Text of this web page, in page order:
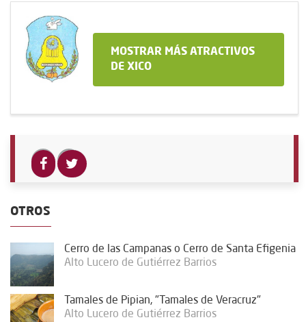
MOSTRAR MÁS ATRACTIVOS
DE XICO
OTROS
Cerro de las Campanas o Cerro de Santa Efigenia
Alto Lucero de Gutiérrez Barrios
Tamales de Pipian, "Tamales de Veracruz"
Alto Lucero de Gutiérrez Barrios